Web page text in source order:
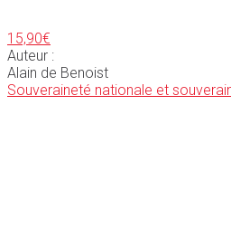
15,90€
Auteur :
Alain de Benoist
Souveraineté nationale et